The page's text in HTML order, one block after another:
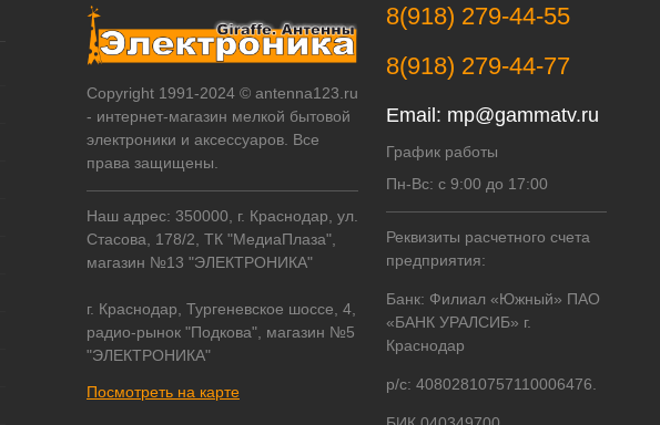
Copyright 1991-2024 © antenna123.ru
- интернет-магазин мелкой бытовой
электроники и аксессуаров. Все
права защищены.
Наш адрес: 350000, г. Краснодар, ул.
Стасова, 178/2, ТК "МедиаПлаза",
магазин №13 "ЭЛЕКТРОНИКА"
г. Краснодар, Тургеневское шоссе, 4,
радио-рынок "Подкова", магазин №5
"ЭЛЕКТРОНИКА"
Посмотреть на карте
8(918) 279-44-55
8(918) 279-44-77
Email: mp@gammatv.ru
График работы
Пн-Вс: с 9:00 до 17:00
Реквизиты расчетного счета
предприятия:
Банк: Филиал «Южный» ПАО
«БАНК УРАЛСИБ» г.
Краснодар
р/с: 40802810757110006476.